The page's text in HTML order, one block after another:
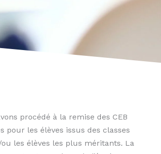
procédé à la remise des CEB
pour les élèves issus des classes
les élèves les plus méritants. La